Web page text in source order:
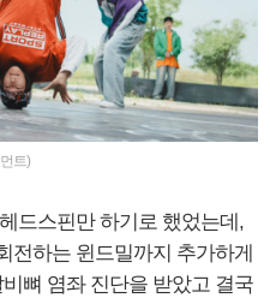
트)
드스핀만 하기로 했었는데,
전하는 윈드밀까지 추가하게
뼈 염좌 진단을 받았고 결국